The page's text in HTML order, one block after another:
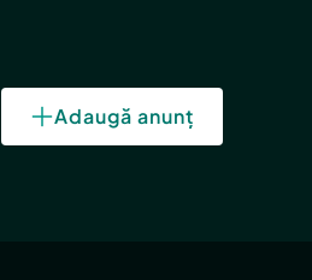
Adaugă anunț